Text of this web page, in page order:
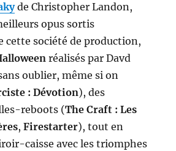
de Christopher Landon,
opus sortis
cette société de production,
réalisés par Davd
oublier, même si on
: Dévotion), des
reboots (The Craft : Les
,Firestarter), tout en
caisse avec les triomphes